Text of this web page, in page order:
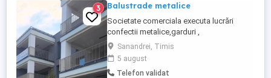
3 Balustrade metalice
Societate comerciala executa lucrări
confectii metalice,garduri ,
balustade.Experiența și
seriozitate,măsurători și consultanta
gratuita. Tel
Sanandrei, Timis
5 august
Telefon validat